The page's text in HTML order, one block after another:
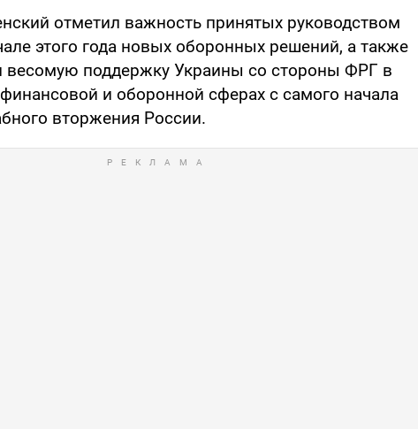
отметил важность принятых руководством
этого года новых оборонных решений, а также
весомую поддержку Украины со стороны ФРГ в
и оборонной сферах с самого начала
вторжения России.